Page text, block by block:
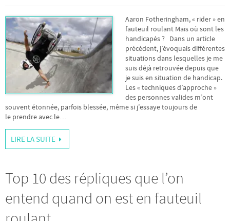
Aaron Fotheringham, « rider » en
fauteuil roulant Mais où sont les
handicapés ? Dans un article
précédent, j’évoquais différentes
situations dans lesquelles je me
suis déjà retrouvée depuis que
je suis en situation de handicap.
Les « techniques d’approche »
des personnes valides m’ont
souvent étonnée, parfois blessée, même si j’essaye toujours de
le prendre avec le…
LIRE LA SUITE
Top 10 des répliques que l’on
entend quand on est en fauteuil